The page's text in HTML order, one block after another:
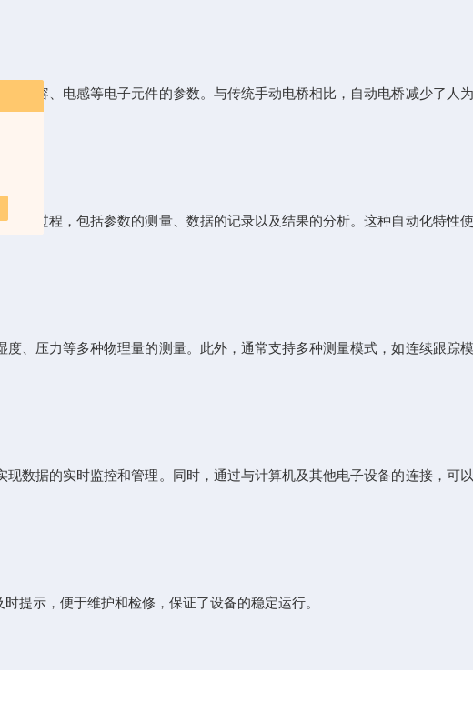
容、电感等电子元件的参数。与传统手动电桥相比，自动电桥减少了人
过程，包括参数的测量、数据的记录以及结果的分析。这种自动化特性
压力等多种物理量的测量。此外，通常支持多种测量模式，如连续跟踪
据的实时监控和管理。同时，通过与计算机及其他电子设备的连接，可
示，便于维护和检修，保证了设备的稳定运行。